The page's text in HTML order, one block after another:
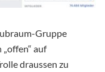
Gruppe
auf
draussen zu